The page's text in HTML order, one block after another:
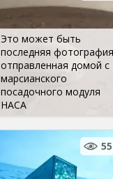
Это может быть
последняя
отправленная домой с
марсианского
посадочного модуля
НАСА
55